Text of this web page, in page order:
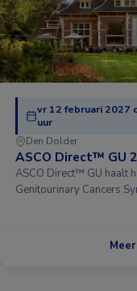
vr 12 februari 2027
uur
Den Dolder
ASCO Direct™ GU
ASCO Direct™ GU haalt
Genitourinary Cancers